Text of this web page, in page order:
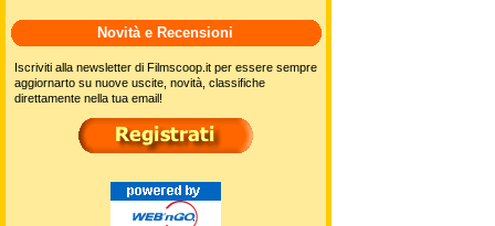
Novità e Recensioni
Iscriviti alla newsletter di Filmscoop.it per essere sempre
aggiornarto su nuove uscite, novità, classifiche
direttamente nella tua email!